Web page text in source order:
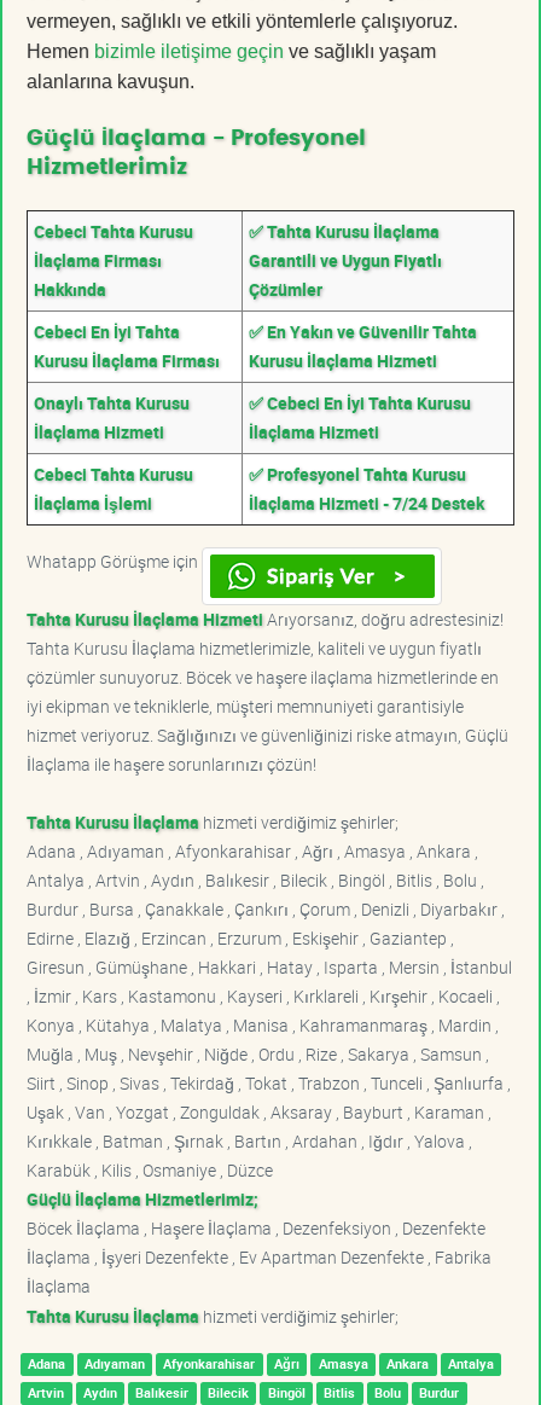
vermeyen, sağlıklı ve etkili yöntemlerle çalışıyoruz.
Hemen bizimle iletişime geçin ve sağlıklı yaşam
alanlarına kavuşun.
Güçlü İlaçlama - Profesyonel
Hizmetlerimiz
Cebeci Tahta Kurusu
İlaçlama Firması
Hakkında
✅ Tahta Kurusu İlaçlama
Garantili ve Uygun Fiyatlı
Çözümler
Cebeci En İyi Tahta
Kurusu İlaçlama Firması
✅ En Yakın ve Güvenilir Tahta
Kurusu İlaçlama Hizmeti
Onaylı Tahta Kurusu
İlaçlama Hizmeti
✅ Cebeci En İyi Tahta Kurusu
İlaçlama Hizmeti
Cebeci Tahta Kurusu
İlaçlama İşlemi
✅ Profesyonel Tahta Kurusu
İlaçlama Hizmeti - 7/24 Destek
Whatapp Görüşme için
Tahta Kurusu İlaçlama HizmetiArıyorsanız, doğru adrestesiniz!
Tahta Kurusu İlaçlama hizmetlerimizle, kaliteli ve uygun fiyatlı
çözümler sunuyoruz. Böcek ve haşere ilaçlama hizmetlerinde en
iyi ekipman ve tekniklerle, müşteri memnuniyeti garantisiyle
hizmet veriyoruz. Sağlığınızı ve güvenliğinizi riske atmayın, Güçlü
İlaçlama ile haşere sorunlarınızı çözün!
Tahta Kurusu İlaçlama hizmeti verdiğimiz şehirler;
Adana , Adıyaman , Afyonkarahisar , Ağrı , Amasya , Ankara ,
Antalya , Artvin , Aydın , Balıkesir , Bilecik , Bingöl , Bitlis , Bolu ,
Burdur , Bursa , Çanakkale , Çankırı , Çorum , Denizli , Diyarbakır ,
Edirne , Elazığ , Erzincan , Erzurum , Eskişehir , Gaziantep ,
Giresun , Gümüşhane , Hakkari , Hatay , Isparta , Mersin , İstanbul
, İzmir , Kars , Kastamonu , Kayseri , Kırklareli , Kırşehir , Kocaeli ,
Konya , Kütahya , Malatya , Manisa , Kahramanmaraş , Mardin ,
Muğla , Muş , Nevşehir , Niğde , Ordu , Rize , Sakarya , Samsun ,
Siirt , Sinop , Sivas , Tekirdağ , Tokat , Trabzon , Tunceli , Şanlıurfa ,
Uşak , Van , Yozgat , Zonguldak , Aksaray , Bayburt , Karaman ,
Kırıkkale , Batman , Şırnak , Bartın , Ardahan , Iğdır , Yalova ,
Karabük , Kilis , Osmaniye , Düzce
Güçlü İlaçlama Hizmetlerimiz;
Böcek İlaçlama , Haşere İlaçlama , Dezenfeksiyon , Dezenfekte
İlaçlama , İşyeri Dezenfekte , Ev Apartman Dezenfekte , Fabrika
İlaçlama
Tahta Kurusu İlaçlama hizmeti verdiğimiz şehirler;
Adana Adıyaman Afyonkarahisar Ağrı Amasya Ankara
Antalya
Artvin
Aydın Balıkesir Bilecik Bingöl Bitlis Bolu Burdur